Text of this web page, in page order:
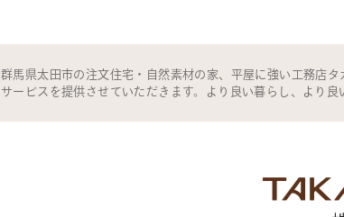
群馬県太田市の注文住宅・自然素材の家、平屋に強い工務店
サービスを提供させていただきます。より良い暮らし、より良